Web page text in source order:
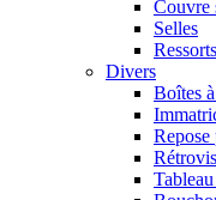
Couvre
Selles
Divers
Boîtes
Repose